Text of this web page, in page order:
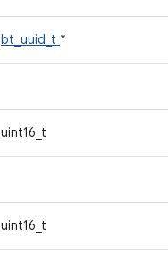
bt_uuid_t *
uint16_t
uint16_t